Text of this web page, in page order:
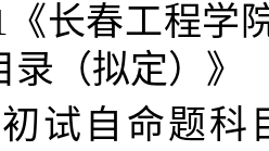
《长春工程学
（拟定）》
初试自命题